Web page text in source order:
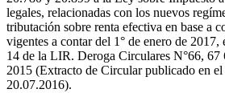
legales, relacionadas con los nuevos
tributación sobre renta efectiva en base a
vigentes a contar del 1° de enero de
14 de la LIR. Deroga Circulares N°66, 67
2015 (Extracto de Circular publicado en
20.07.2016).